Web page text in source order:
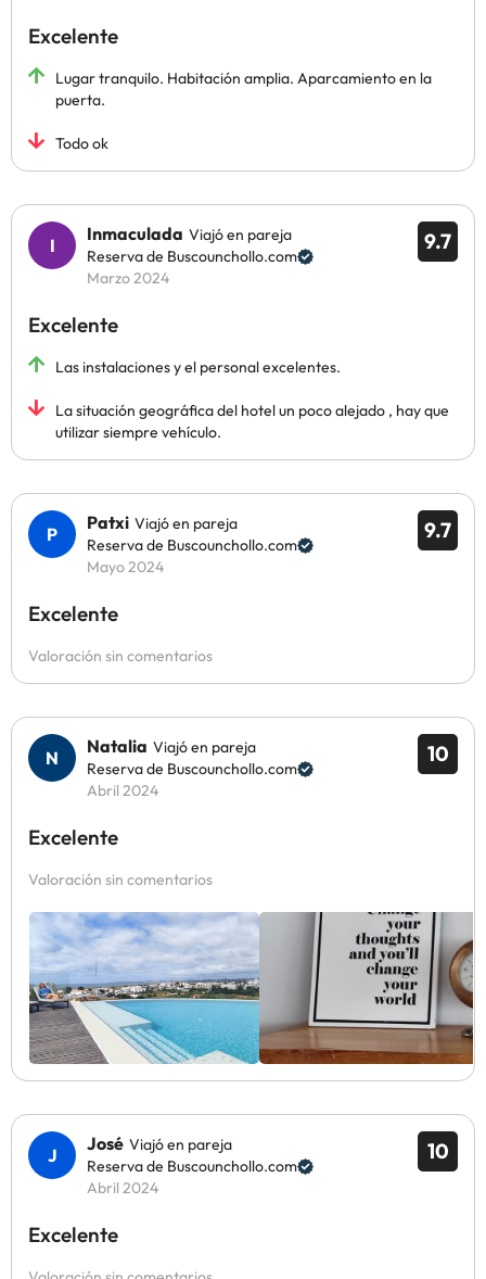
Excelente
Lugar tranquilo. Habitación amplia. Aparcamiento en la
puerta.
Todo ok
9.7
Inmaculada Viajó en pareja
Reserva de Buscounchollo.com
Marzo 2024
Excelente
Las instalaciones y el personal excelentes.
La situación geográfica del hotel un poco alejado , hay que
utilizar siempre vehículo.
9.7
Patxi Viajó en pareja
Reserva de Buscounchollo.com
Mayo 2024
Excelente
Valoración sin comentarios
10
Natalia Viajó en pareja
Reserva de Buscounchollo.com
Abril 2024
Excelente
Valoración sin comentarios
10
José Viajó en pareja
Reserva de Buscounchollo.com
Abril 2024
Excelente